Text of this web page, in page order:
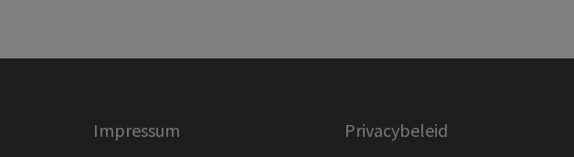
Impressum Privacybeleid